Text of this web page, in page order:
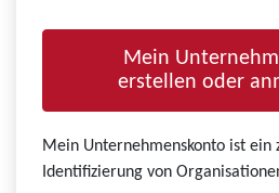
Mein
erstellen oder
Mein Unternehmenskonto ist ein
Identifizierung von